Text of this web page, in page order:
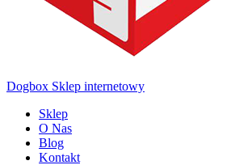
Dogbox Sklep internetowy
Sklep
O Nas
Blog
Kontakt